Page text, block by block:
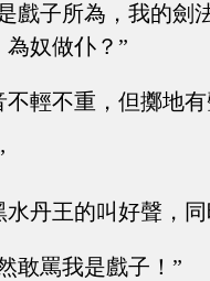
戲子所為，我的劍
奴做仆？”
不輕不重，但擲地
水丹王的叫好聲，
敢罵我是戲子！”